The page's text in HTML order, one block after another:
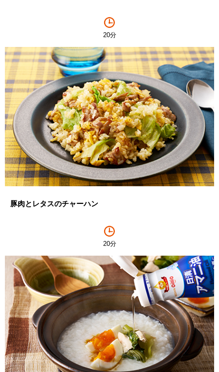
20分
豚肉とレタスのチャーハン
20分